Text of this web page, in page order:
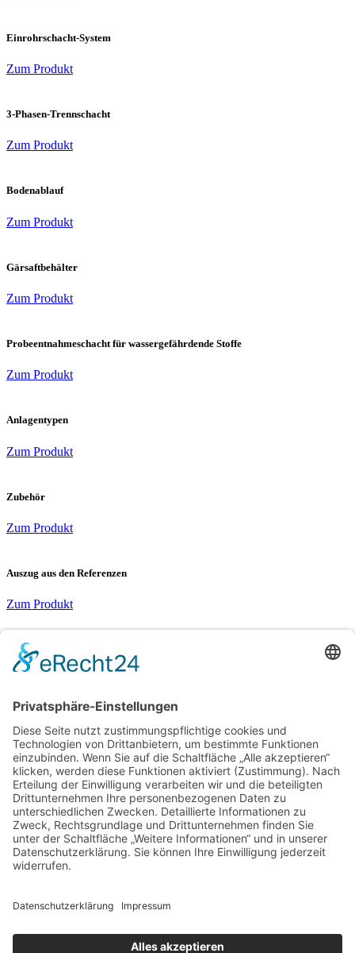
Einrohrschacht-System
Zum Produkt
3-Phasen-Trennschacht
Zum Produkt
Bodenablauf
Zum Produkt
Gärsaftbehälter
Zum Produkt
Probeentnahmeschacht für wassergefährdende Stoffe
Zum Produkt
Anlagentypen
Zum Produkt
Zubehör
Zum Produkt
Auszug aus den Referenzen
Zum Produkt
Einbauanleitung
Ausschreibungstexte
Zum Produkt
Hauptmenu
Startseite
Produkte
News / Infos
Produkte
AQUAFOEL